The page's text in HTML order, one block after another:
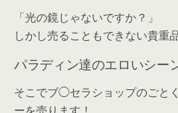
「光の鏡じゃないですか？」
しかし売ることもできない貴重
パラディン達のエロいシー
そこでブ◯セラショップのごと